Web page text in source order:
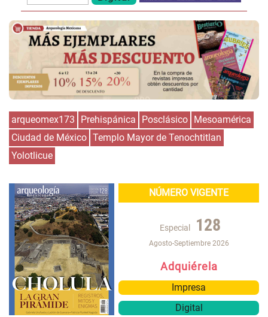
arqueomex173 Prehispánica Posclásico Mesoamérica
Ciudad de México Templo Mayor de Tenochtitlan
Yolotlicue
NÚMERO VIGENTE
Especial 128
Agosto-Septiembre 2026
Adquiérela
Impresa
Digital